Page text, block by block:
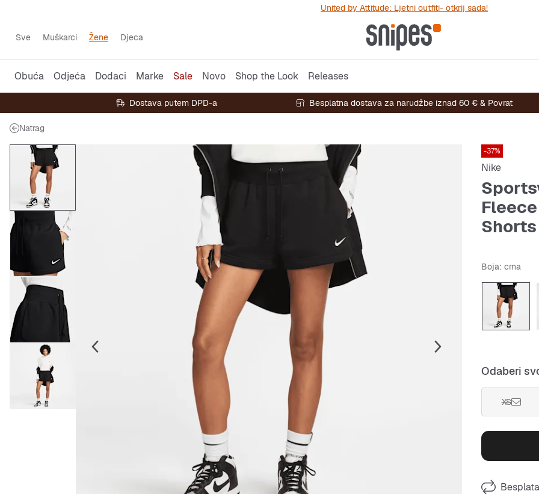
United by Attitude: Ljetni outfiti- otkrij sada!
Sve Muškarci Žene Djeca
Obuća Odjeća Dodaci Marke Sale Novo Shop the Look Releases
Dostava putem DPD-a Besplatna dostava za narudžbe iznad 60 € & Povrat
Natrag
-37%
Nike
Shorts
Boja: crna
Odaberi
XS